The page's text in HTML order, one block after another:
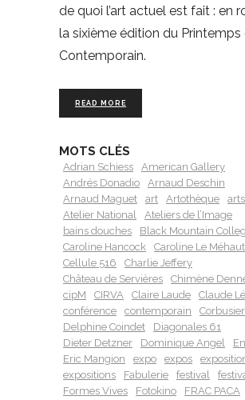
de quoi l’art actuel est fait : en
la sixième édition du Printemps
Contemporain.
READ MORE
MOTS CLÉS
Adrian Schiess
American Gallery
Andrés Donadio
Arnaud Deschin
Arnaud Maguet
art Artothèque
arts
Atelier National
Ateliers de l’Image
bains douches
Black Mountain
Caroline Hancock
Caroline Le
Cellule 516
Charlie Jeffery
Château de Servières
Chimène
cipM
CIRVA Claire Laude
Claude
conférence
contemporain
Corbusier
Delphine Coindet
Diagonales 61
Dieter Detzner
Dominique Angel
Eric Mangion
expo expos
expositions
Fabulerie festival
Formes Vives
Fotokino
FRAC PACA